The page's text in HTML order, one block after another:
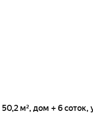
50,2 м², дом + 6 соток,